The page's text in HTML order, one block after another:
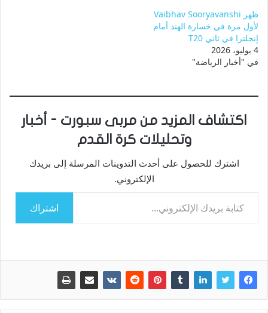
ظهر Vaibhav Sooryavanshi
لأول مرة في خسارة الهند أمام
إنجلترا في ثاني T20
4 يوليو، 2026
في "أخبار الرياضة"
اكتشاف المزيد من مربى سبورت - أخبار
وتحليلات كرة القدم
اشترك للحصول على أحدث التدوينات المرسلة إلى بريدك
الإلكتروني.
كتابة بريدك الإلكتروني...
اشتراك